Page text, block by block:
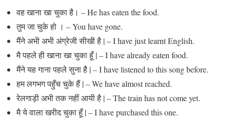
वह खाना खा चुका है। – He has eaten the food.
तुम जा चुके हो । – You have gone.
मैंने अभी अभी अंग्रेजी सीखी है | – I have just learnt English.
मै पहले ही खाना खा चुका हूँ | – I have already eaten food.
मैंने यह गाना पहले सुना है | – I have listened to this song before.
हम लगभग पहुँच चुके हैं | – We have almost reached.
रेलगाड़ी अभी तक नहीं आयी है | – The train has not come yet.
मै ये वाला खरीद चुका हूँ | – I have purchased this one.